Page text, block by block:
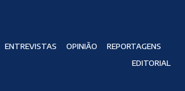
ENTREVISTAS OPINIÃO
REPORTAGENS
EDITORIAL